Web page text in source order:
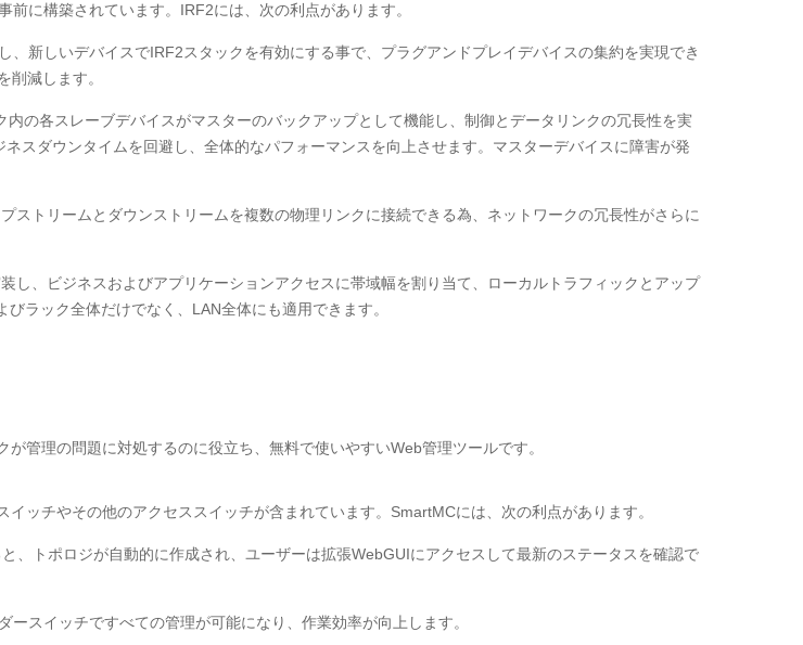
に構築されています。IRF2には、次の利点があります。
新しいデバイスでIRF2スタックを有効にする事で、プラグアンドプレイデバイスの集約を実現でき
削減します。
の各スレーブデバイスがマスターのバックアップとして機能し、制御とデータリンクの冗長性を実
スダウンタイムを回避し、全体的なパフォーマンスを向上させます。マスターデバイスに障害が発
トリームとダウンストリームを複数の物理リンクに接続できる為、ネットワークの冗長性がさらに
、ビジネスおよびアプリケーションアクセスに帯域幅を割り当て、ローカルトラフィックとアップ
ラック全体だけでなく、LAN全体にも適用できます。
管理の問題に対処するのに役立ち、無料で使いやすいWeb管理ツールです。
ッチやその他のアクセススイッチが含まれています。SmartMCには、次の利点があります。
、トポロジが自動的に作成され、ユーザーは拡張WebGUIにアクセスして最新のステータスを確認で
スイッチですべての管理が可能になり、作業効率が向上します。